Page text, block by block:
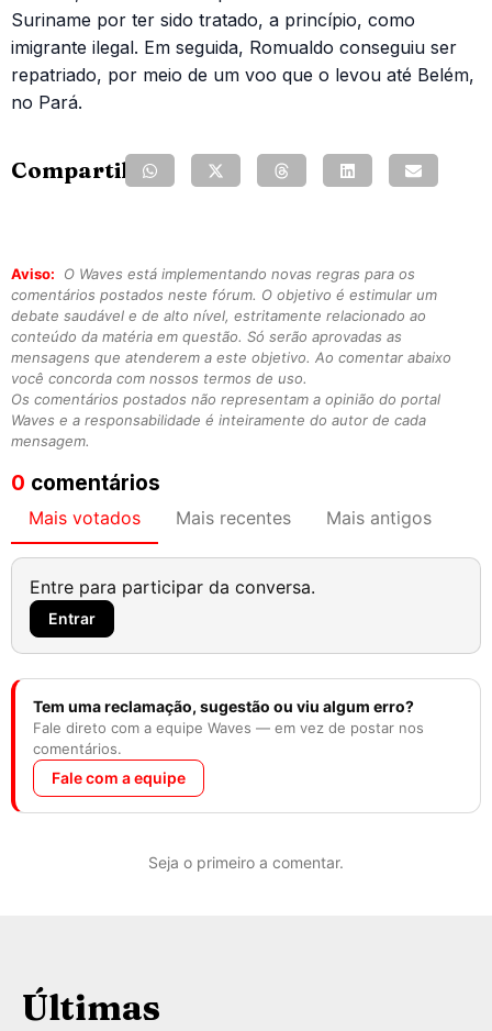
Suriname por ter sido tratado, a princípio, como
imigrante ilegal. Em seguida, Romualdo conseguiu ser
repatriado, por meio de um voo que o levou até Belém,
no Pará.
Compartilhe:
Aviso:
O Waves está implementando novas regras para os
comentários postados neste fórum. O objetivo é estimular um
debate saudável e de alto nível, estritamente relacionado ao
conteúdo da matéria em questão. Só serão aprovadas as
mensagens que atenderem a este objetivo. Ao comentar abaixo
você concorda com nossos termos de uso.
Os comentários postados não representam a opinião do portal
Waves e a responsabilidade é inteiramente do autor de cada
mensagem.
0 comentários
Mais votados Mais recentes Mais antigos
Entre para participar da conversa.
Entrar
Tem uma reclamação, sugestão ou viu algum erro?
Fale direto com a equipe Waves — em vez de postar nos
comentários.
Fale com a equipe
Seja o primeiro a comentar.
Últimas